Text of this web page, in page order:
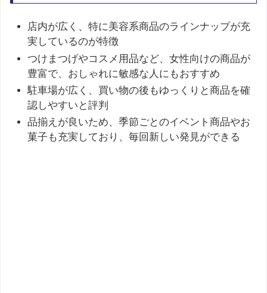
店内が広く、特に美容系商品のラインナップが充
実しているのが特徴
つけまつげやコスメ用品など、女性向けの商品が
豊富で、おしゃれに敏感な人にもおすすめ
駐車場が広く、買い物の後もゆっくりと商品を確
認しやすいと評判
品揃えが良いため、季節ごとのイベント商品やお
菓子も充実しており、毎回新しい発見ができる